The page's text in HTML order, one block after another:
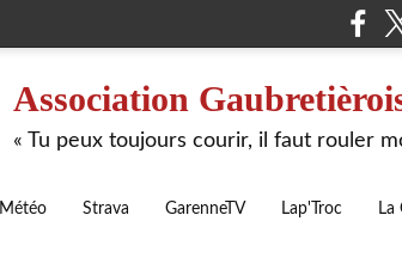
Association
« Tu peux toujours courir, il faut rouler
Météo Strava GarenneTV Lap'Troc La